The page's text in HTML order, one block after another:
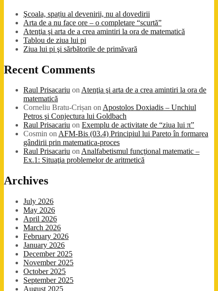
Şcoala, spațiu al devenirii, nu al dovedirii
Arta de a nu face ore – o completare “scurtă”
Atenţia şi arta de a crea amintiri la ora de matematică
Tablou de ziua lui pi
Ziua lui pi şi sărbătorile de primăvară
Recent Comments
Raul Prisacariu onAtenţia şi arta de a crea amintiri la ora de
matematică
Corneliu Bratu-Crișan onApostolos Doxiadis – Unchiul
Petros şi Conjectura lui Goldbach
Raul Prisacariu on Exemplu de activitate de “ziua lui π”
Cosmin onAFM-Bis (03.4) Principiul lui Pareto în formarea
gândirii prin matematica-proces
Raul Prisacariu onAnalfabetismul funcţional matematic –
Ex.1: Situaţia problemelor de aritmetică
Archives
July 2026
May 2026
April 2026
March 2026
February 2026
January 2026
December 2025
November 2025
October 2025
September 2025
August 2025